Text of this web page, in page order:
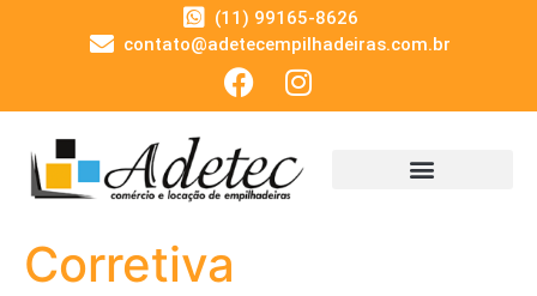
(11) 99165-8626
contato@adetecempilhadeiras.com.br
Corretiva